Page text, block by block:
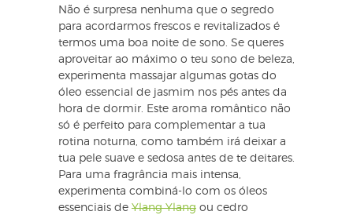
Não é surpresa nenhuma que o segredo
para acordarmos frescos e revitalizados é
termos uma boa noite de sono. Se queres
aproveitar ao máximo o teu sono de beleza,
experimenta massajar algumas gotas do
óleo essencial de jasmim nos pés antes da
hora de dormir. Este aroma romântico não
só é perfeito para complementar a tua
rotina noturna, como também irá deixar a
tua pele suave e sedosa antes de te deitares.
Para uma fragrância mais intensa,
experimenta combiná-lo com os óleos
essenciais de Ylang Ylang ou cedro